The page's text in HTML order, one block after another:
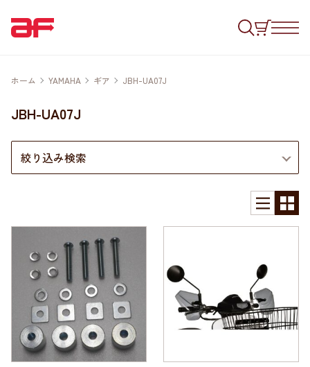
ホーム YAMAHA ギア JBH-UA07J
JBH-UA07J
絞り込み検索